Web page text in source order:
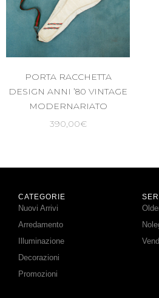
PORTA RACCHETTA
DESIGN ANNI ’80 VINTAGE
MODERNARIATO
390,00€
CATEGORIE
Nuovi Arrivi
Arredamento
Illuminazione
Decorazioni
Promozioni